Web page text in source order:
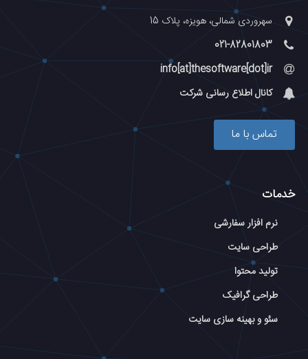
سهروردی شمالی، هویزه، پلاک 15
021-82801803
info[at]thesoftware[dot]ir
کانال اطلاع رسانی شرکت
تماس با ما
خدمات
نرم افزار سفارشی
طراحی سایت
تولید محتوا
طراحی گرافیک
سئو و بهینه سازی سایت